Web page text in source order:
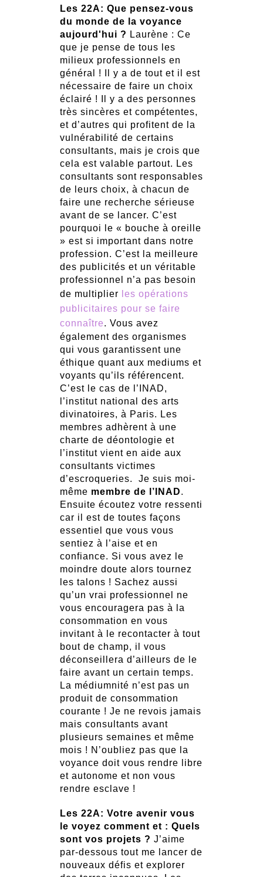
Les 22A: Que pensez-vous
du monde de la voyance
aujourd'hui ? Laurène : Ce
que je pense de tous les
milieux professionnels en
général ! Il y a de tout et il est
nécessaire de faire un choix
éclairé ! Il y a des personnes
très sincères et compétentes,
et d’autres qui profitent de la
vulnérabilité de certains
consultants, mais je crois que
cela est valable partout. Les
consultants sont responsables
de leurs choix, à chacun de
faire une recherche sérieuse
avant de se lancer. C’est
pourquoi le « bouche à oreille
» est si important dans notre
profession. C’est la meilleure
des publicités et un véritable
professionnel n’a pas besoin
de multiplier
les opérations
publicitaires pour se faire
connaître. Vous avez
également des organismes
qui vous garantissent une
éthique quant aux mediums et
voyants qu’ils référencent.
C’est le cas de l’INAD,
l’institut national des arts
divinatoires, à Paris. Les
membres adhèrent à une
charte de déontologie et
l’institut vient en aide aux
consultants victimes
d’escroqueries. Je suis moi-
même membre de l’INAD.
Ensuite écoutez votre ressenti
car il est de toutes façons
essentiel que vous vous
sentiez à l’aise et en
confiance. Si vous avez le
moindre doute alors tournez
les talons ! Sachez aussi
qu’un vrai professionnel ne
vous encouragera pas à la
consommation en vous
invitant à le recontacter à tout
bout de champ, il vous
déconseillera d’ailleurs de le
faire avant un certain temps.
La médiumnité n’est pas un
produit de consommation
courante ! Je ne revois jamais
mais consultants avant
plusieurs semaines et même
mois ! N’oubliez pas que la
voyance doit vous rendre libre
et autonome et non vous
rendre esclave !
Les 22A: Votre avenir vous
le voyez comment et : Quels
sont vos projets ? J’aime
par-dessous tout me lancer de
nouveaux défis et explorer